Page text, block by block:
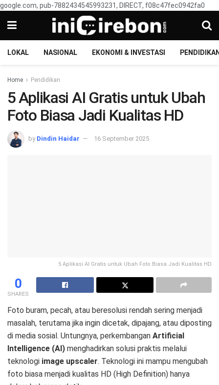
google.com, pub-7882434545993231, DIRECT, f08c47fec0942fa0
LOKAL NASIONAL EKONOMI & INVESTASI
Home Pendidikan
5 Aplikasi AI Gratis untuk Ubah
Foto Biasa Jadi Kualitas HD
by Dindin Haidar 16 September 2025
5 Aplikasi AI Gratis untuk Ubah Foto Biasa Jadi Kualitas HD
0
SHARES
Foto buram, pecah, atau beresolusi rendah sering menjadi
masalah, terutama jika ingin dicetak, dipajang, atau diposting
di media sosial. Untungnya, perkembangan Artificial
Intelligence (AI) menghadirkan solusi praktis melalui
teknologi image upscaler. Teknologi ini mampu mengubah
foto biasa menjadi kualitas HD (High Definition) hanya